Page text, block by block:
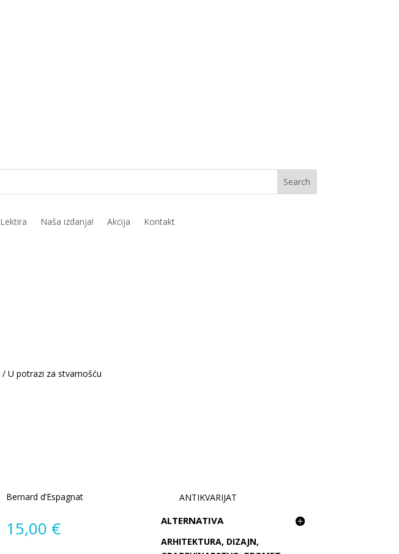
Lektira Naša izdanja! Akcija Kontakt
/ U potrazi za stvarnošću
Bernard d’Espagnat
15,00 €
ANTIKVARIJAT
ALTERNATIVA
ARHITEKTURA, DIZAJN,